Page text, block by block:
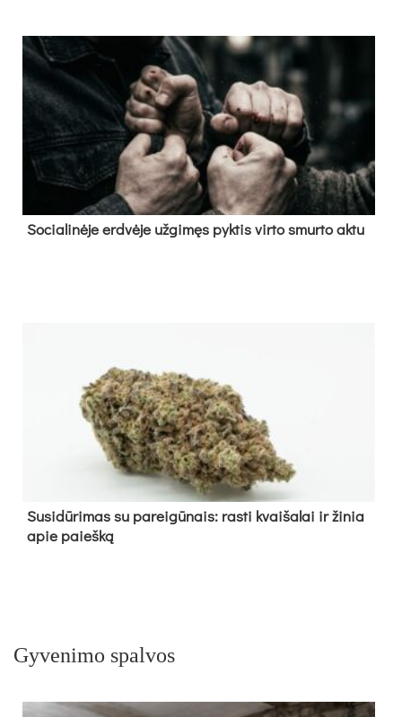
So­cia­li­nė­je erd­vė­je už­gi­męs pyk­tis vir­to smur­to ak­tu
Su­si­dū­ri­mas su pa­rei­gū­nais: ras­ti kvai­ša­lai ir ži­nia
apie paieš­ką
Gyvenimo spalvos